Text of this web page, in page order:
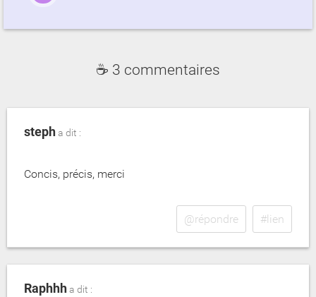
☕ 3 commentaires
stepha dit :
Concis, précis, merci
@répondre #lien
Raphhha dit :